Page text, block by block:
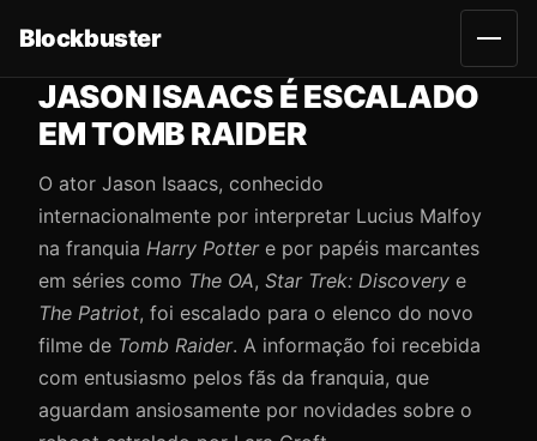
Blockbuster
A
b
r
JASON ISAACS É ESCALADO
EM TOMB RAIDER
O ator Jason Isaacs, conhecido
internacionalmente por interpretar Lucius Malfoy
na franquia Harry Pottere por papéis marcantes
em séries como The OA, Star Trek: Discovery e
The Patriot, foi escalado para o elenco do novo
filme de Tomb Raider. A informação foi recebida
com entusiasmo pelos fãs da franquia, que
aguardam ansiosamente por novidades sobre o